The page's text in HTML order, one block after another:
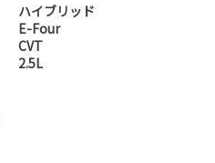
ハイブリッド
E-Four
CVT
2.5L